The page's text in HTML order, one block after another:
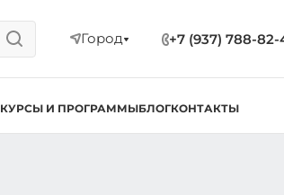
Город +7 (937) 788-82-
КУРСЫ И ПРОГРАММЫБЛОГКОНТАКТЫ